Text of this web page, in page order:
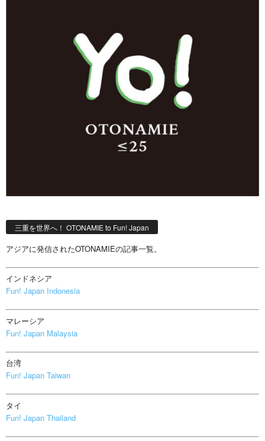
三重を世界へ！ OTONAMIE to Fun! Japan
アジアに発信されたOTONAMIEの記事一覧。
インドネシア
Fun! Japan Indonesia
マレーシア
Fun! Japan Malaysia
台湾
Fun! Japan Taiwan
タイ
Fun! Japan Thailand